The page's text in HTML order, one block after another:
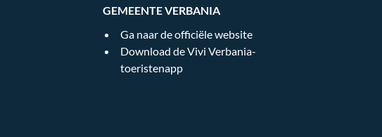
GEMEENTE VERBANIA
Ga naar de officiële website
Download de Vivi Verbania-
toeristenapp